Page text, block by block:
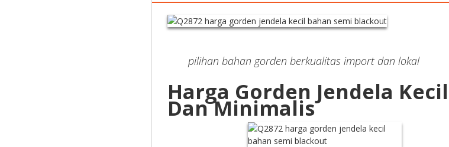
pilihan bahan gorden berkualitas import dan lokal
Harga Gorden Jendela Kecil
Dan Minimalis